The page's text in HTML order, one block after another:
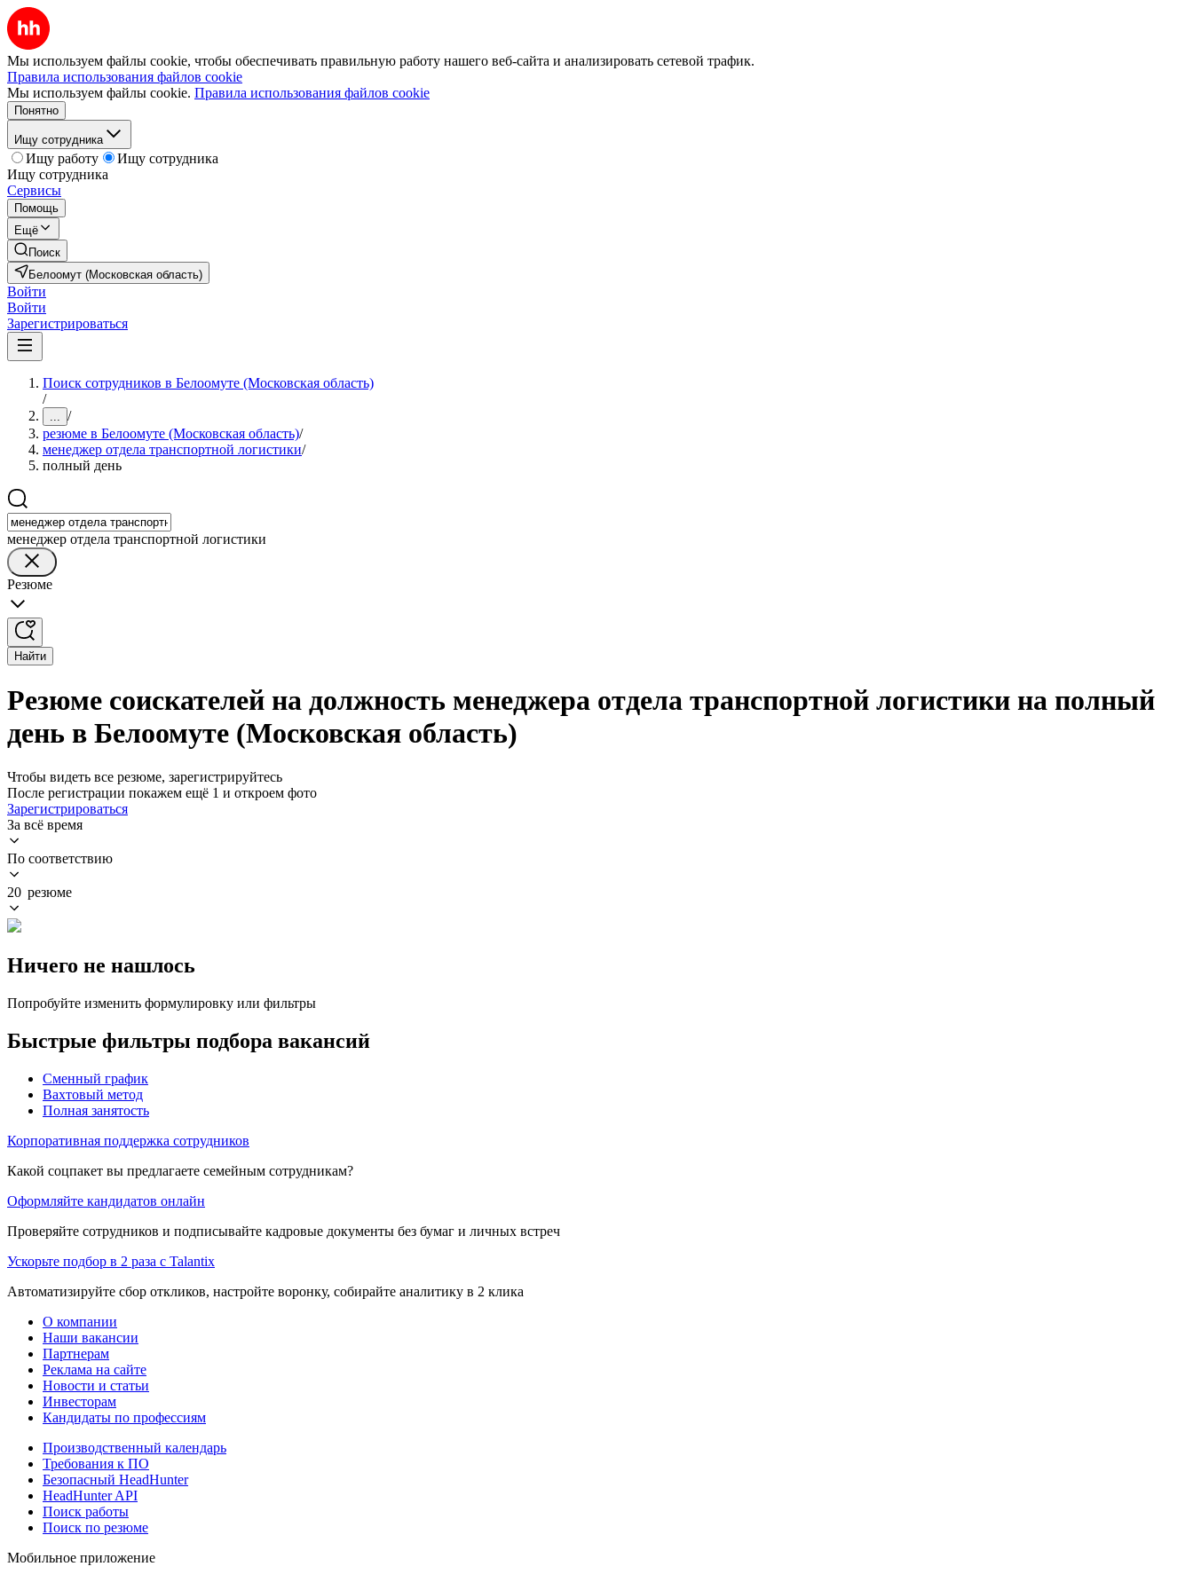
Мы используем файлы cookie, чтобы обеспечивать правильную работу нашего веб-сайта и анализировать сетевой трафик.
Правила использования файлов cookie
Мы используем файлы cookie. Правила использования файлов cookie
Понятно
Ищу сотрудника
Ищу работу
Ищу сотрудника
Ищу сотрудника
Сервисы
Помощь
Ещё
Поиск
Белоомут (Московская область)
Войти
Войти
Зарегистрироваться
Поиск сотрудников в Белоомуте (Московская область)
/
... /
резюме в Белоомуте (Московская область)/
менеджер отдела транспортной логистики/
полный день
менеджер отдела транспортной логистики
Резюме
Найти
Резюме соискателей на должность менеджера отдела транспортной логистики на полный
день в Белоомуте (Московская область)
Чтобы видеть все резюме, зарегистрируйтесь
После регистрации покажем ещё 1 и откроем фото
Зарегистрироваться
За всё время
По соответствию
20 резюме
Ничего не нашлось
Попробуйте изменить формулировку или фильтры
Быстрые фильтры подбора вакансий
Сменный график
Вахтовый метод
Полная занятость
Корпоративная поддержка сотрудников
Какой соцпакет вы предлагаете семейным сотрудникам?
Оформляйте кандидатов онлайн
Проверяйте сотрудников и подписывайте кадровые документы без бумаг и личных встреч
Ускорьте подбор в 2 раза с Talantix
Автоматизируйте сбор откликов, настройте воронку, собирайте аналитику в 2 клика
О компании
Наши вакансии
Партнерам
Реклама на сайте
Новости и статьи
Инвесторам
Кандидаты по профессиям
Производственный календарь
Требования к ПО
Безопасный HeadHunter
HeadHunter API
Поиск работы
Поиск по резюме
Мобильное приложение